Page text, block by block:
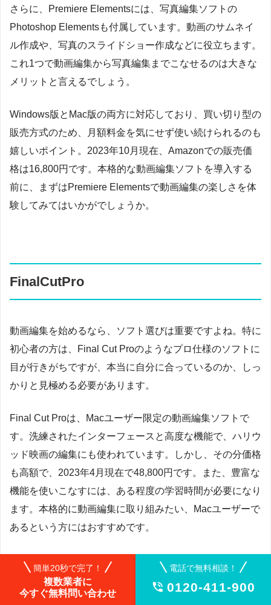
さらに、Premiere Elementsには、写真編集ソフトの
Photoshop Elementsも付属しています。動画のサムネイ
ル作成や、写真のスライドショー作成などに役立ちます。
これ1つで動画編集から写真編集までこなせるのは大きな
メリットと言えるでしょう。
Windows版とMac版の両方に対応しており、買い切り型の
販売方式のため、月額料金を気にせず使い続けられるのも
嬉しいポイント。2023年10月現在、Amazonでの販売価
格は16,800円です。本格的な動画編集ソフトを導入する
前に、まずはPremiere Elementsで動画編集の楽しさを体
験してみてはいかがでしょうか。
FinalCutPro
動画編集を始めるなら、ソフト選びは重要ですよね。特に
初心者の方は、Final Cut Proのようなプロ仕様のソフトに
目が行きがちですが、本当に自分に合っているのか、しっ
かりと見極める必要があります。
Final Cut Proは、Macユーザー限定の動画編集ソフトで
す。洗練されたインターフェースと高度な機能で、ハリウ
ッド映画の編集にも使われています。しかし、その分価格
も高額で、2023年4月現在で48,800円です。また、豊富な
機能を使いこなすには、ある程度の学習時間が必要になり
ます。本格的に動画編集に取り組みたい、Macユーザーで
あるという方にはおすすめです。
一方で、Windowsユーザーであれば、Adobe Premiere
Proも有力な選択肢です。月額2,728円から利用でき、プ
ロも愛用する業界標準ソフトです。Final Cut Proと同様に
簡単20秒で完了！
複数業者に
今すぐ無料問い合わせ
電話で無料相談！
 0120-411-900